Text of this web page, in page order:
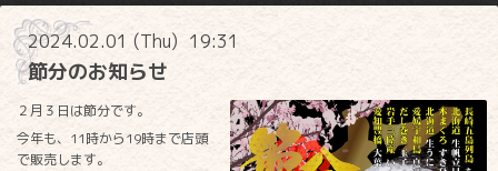
2024.02.01 (Thu) 19:31
節分のお知らせ
２月３日は節分です。
今年も、11時から19時まで店頭
で販売します。